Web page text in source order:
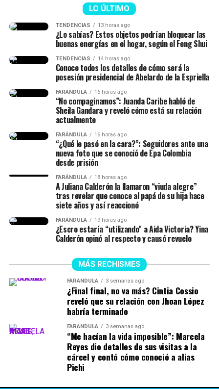
LO ÚLTIMO
TENDENCIAS 13 horas ago
¿Lo sabías? Estos objetos podrían bloquear las
buenas energías en el hogar, según el Feng Shui
TENDENCIAS 14 horas ago
Conoce todos los detalles de cómo será la
posesión presidencial de Abelardo de la Espriella
FARÁNDULA 16 horas ago
“No compaginamos”: Juanda Caribe habló de
Sheila Gandara y reveló cómo está su relación
actualmente
FARÁNDULA 16 horas ago
“¿Qué le pasó en la cara?”: Seguidores ante una
nueva foto que se conoció de Epa Colombia
desde prisión
FARÁNDULA 18 horas ago
A Juliana Calderón la llamaron “viuda alegre”
tras revelar que conoce al papá de su hija hace
siete años y así reaccionó
FARÁNDULA 19 horas ago
¿Escro estaría “utilizando” a Aida Victoria? Yina
Calderón opinó al respecto y causó revuelo
MÁS RECHISMES
FARÁNDULA 3 semanas ago
¿Final final, no va más? Cintia Cossio
reveló que su relación con Jhoan López
habría terminado
FARÁNDULA 3 semanas ago
“Me hacían la vida imposible”: Marcela
Reyes dio detalles de sus visitas a la
cárcel y contó cómo conoció a alias
Pichi